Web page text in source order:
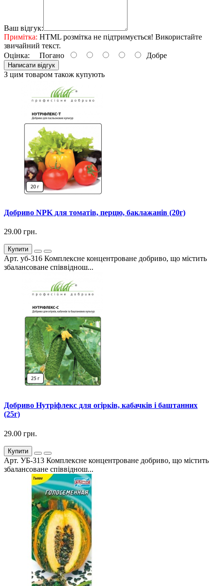
Ваш відгук:
Примітка: HTML розмітка не підтримується! Використайте
звичайний текст.
Оцінка: Погано Добре
Написати відгук
З цим товаром також купують
Добриво NPK для томатів, перцю, баклажанів (20г)
29.00 грн.
Купити
Арт. уб-316 Комплексне концентроване добриво, що містить
збалансоване співвіднош...
Добриво Нутріфлекс для огірків, кабачків і баштанних
(25г)
29.00 грн.
Купити
Арт. УБ-313 Комплексне концентроване добриво, що містить
збалансоване співвіднош...